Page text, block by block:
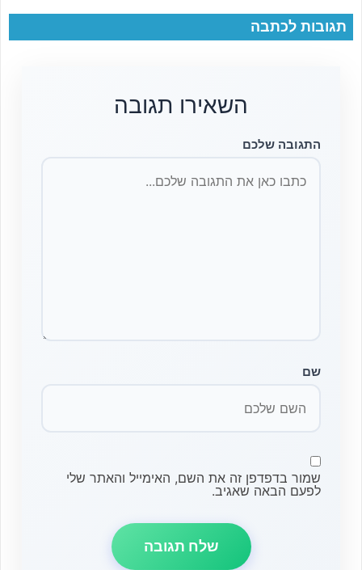
תגובות לכתבה
השאירו תגובה
התגובה שלכם
שם
שמור בדפדפן זה את השם, האימייל והאתר שלי
לפעם הבאה שאגיב.